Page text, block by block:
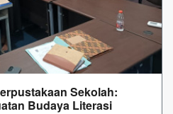
Sekolah:
Budaya Literasi